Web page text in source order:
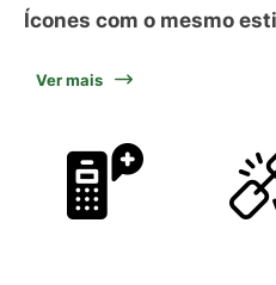
Ícones com o mesmo
Ver mais